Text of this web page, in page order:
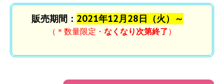
販売期間： 2021年12月28日（火）～
（＊数量限定・ なくなり次第終了）